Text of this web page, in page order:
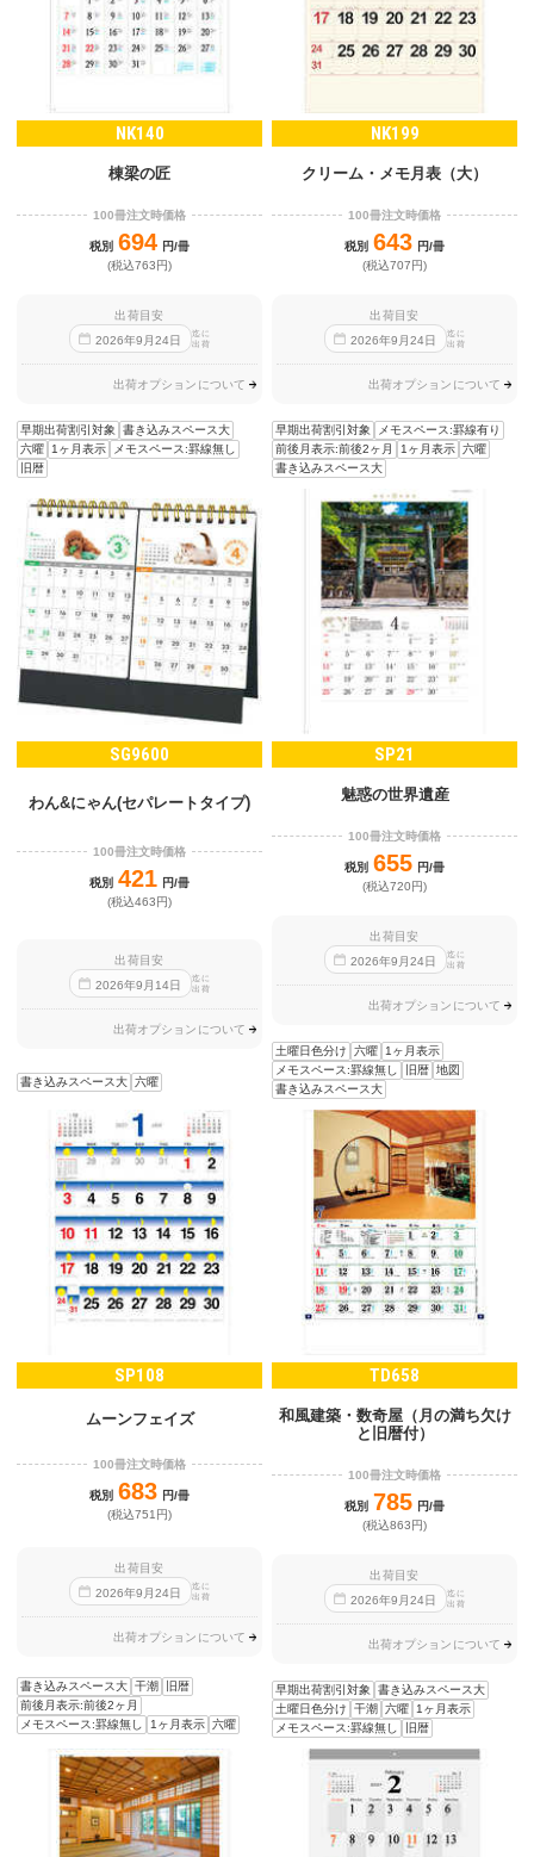
NK140
棟梁の匠
100冊注文時価格
税別 694 円/冊
(税込763円)
出荷目安
2026年9 月24日
迄に
出荷
出荷オプションについて
早期出荷割引対象
書き込みスペース大
六曜 1ヶ月表示
メモスペース:罫線無し
旧暦
NK199
クリーム・メモ月表（大）
100冊注文時価格
税別 643 円/冊
(税込707円)
出荷目安
2026年9 月24日
迄に
出荷
出荷オプションについて
早期出荷割引対象
メモスペース:罫線有り
前後月表示:前後2ヶ月
1ヶ月表示 六曜
書き込みスペース大
SG9600
わん&にゃん(セパレートタイプ)
100冊注文時価格
税別 421 円/冊
(税込463円)
出荷目安
2026年9 月 14日
迄に
出荷
出荷オプションについて
書き込みスペース大 六曜
SP21
魅惑の世界遺産
100冊注文時価格
税別 655 円/冊
(税込720円)
出荷目安
2026年9 月24日
迄に
出荷
出荷オプションについて
土曜日色分け 六曜 1ヶ月表示
メモスペース:罫線無し
旧暦 地図
書き込みスペース大
SP108
ムーンフェイズ
100冊注文時価格
税別 683 円/冊
(税込751円)
出荷目安
2026年9 月24日
迄に
出荷
出荷オプションについて
書き込みスペース大 干潮
旧暦
前後月表示:前後2ヶ月
メモスペース:罫線無し
1ヶ月表示 六曜
TD658
和風建築・数奇屋（月の満ち欠け
と旧暦付）
100冊注文時価格
税別 785 円/冊
(税込863円)
出荷目安
2026年9 月24日
迄に
出荷
出荷オプションについて
早期出荷割引対象
書き込みスペース大
土曜日色分け
干潮 六曜 1ヶ月表示
メモスペース:罫線無し
旧暦